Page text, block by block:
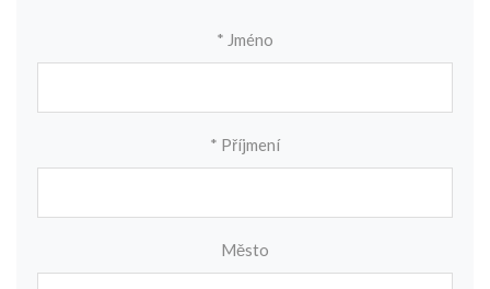
* Jméno
* Příjmení
Město